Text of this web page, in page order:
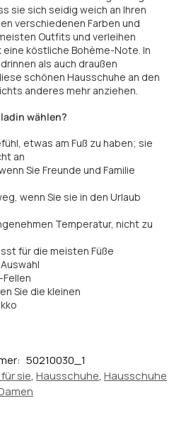
sie sich seidig weich an Ihren
verschiedenen Farben und
Outfits und verleihen
köstliche Bohème-Note. In
als auch draußen
schönen Hausschuhe an den
anderes mehr anziehen.
wählen?
etwas am Fuß zu haben; sie
an
Sie Freunde und Familie
wenn Sie sie in den Urlaub
Temperatur, nicht zu
für die meisten Füße
Sie die kleinen
50210030_1
sie, Hausschuhe, Hausschuhe